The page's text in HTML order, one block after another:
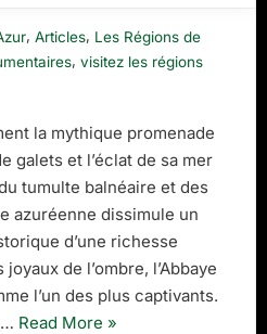
à
Un
trésor
racines
de
, Articles, Les Régions de
, visitez les régions
la mythique promenade
galets et l’éclat de sa mer
tumulte balnéaire et des
azuréenne dissimule un
d’une richesse
de l’ombre, l’Abbaye
l’un des plus captivants.
Read More “L’Abbaye
»